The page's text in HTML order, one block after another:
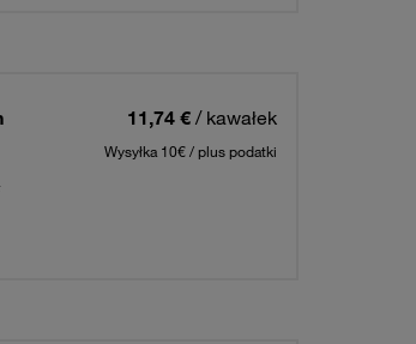
11,74 € / kawałek
Wysyłka 10€ / plus podatki